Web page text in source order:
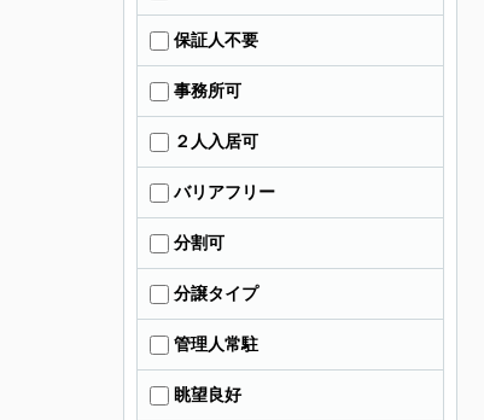
保証人不要
事務所可
２人入居可
バリアフリー
分割可
分譲タイプ
管理人常駐
眺望良好